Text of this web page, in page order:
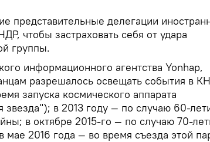
представительные делегации
чтобы застраховать себя от удара
группы.
информационного агентства Yonhap,
разрешалось освещать события в
запуска космического аппарата
в 2013 году — по случаю 60-
в октябре 2015-го — по случаю 70-
мае 2016 года — во время съезда этой